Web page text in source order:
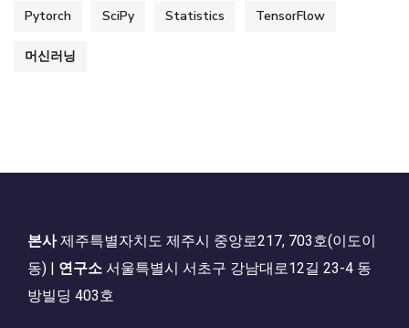
Pytorch SciPy Statistics TensorFlow
머신러닝
본사제주특별자치도 제주시 중앙로217, 703호(이도이
동) | 연구소 서울특별시 서초구 강남대로12길 23-4 동
방빌딩 403호